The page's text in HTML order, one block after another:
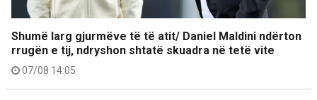
Shumë larg gjurmëve të të atit/ Daniel Maldini ndërton
rrugën e tij, ndryshon shtatë skuadra në tetë vite
07/08 14:05